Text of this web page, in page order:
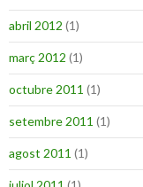
abril 2012 (1)
març 2012 (1)
octubre 2011 (1)
setembre 2011 (1)
agost 2011 (1)